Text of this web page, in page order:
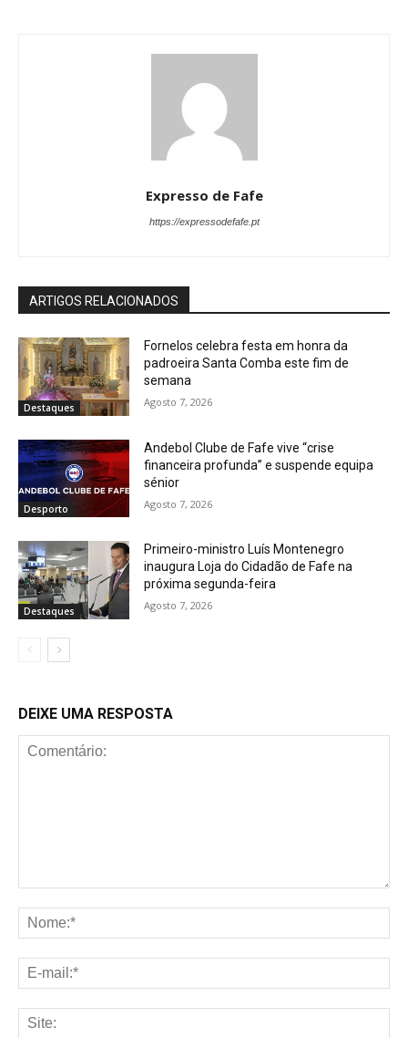
Expresso de Fafe
https://expressodefafe.pt
ARTIGOS RELACIONADOS
Destaques
Fornelos celebra festa em honra da
padroeira Santa Comba este fim de
semana
Agosto 7, 2026
Desporto
Andebol Clube de Fafe vive “crise
financeira profunda” e suspende equipa
sénior
Agosto 7, 2026
Destaques
Primeiro-ministro Luís Montenegro
inaugura Loja do Cidadão de Fafe na
próxima segunda-feira
Agosto 7, 2026
DEIXE UMA RESPOSTA